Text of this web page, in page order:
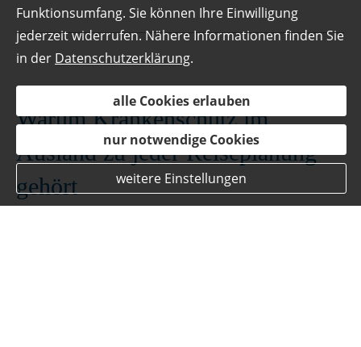
Warum Krankenschutz im
Ausland zu jeder Reiseplanung
gehört
Funktionsumfang. Sie können Ihre Einwilligung
jederzeit widerrufen. Nähere Informationen finden Sie
in der Datenschutzerklärung.
alle Cookies erlauben
nur notwendige Cookies
weitere Einstellungen